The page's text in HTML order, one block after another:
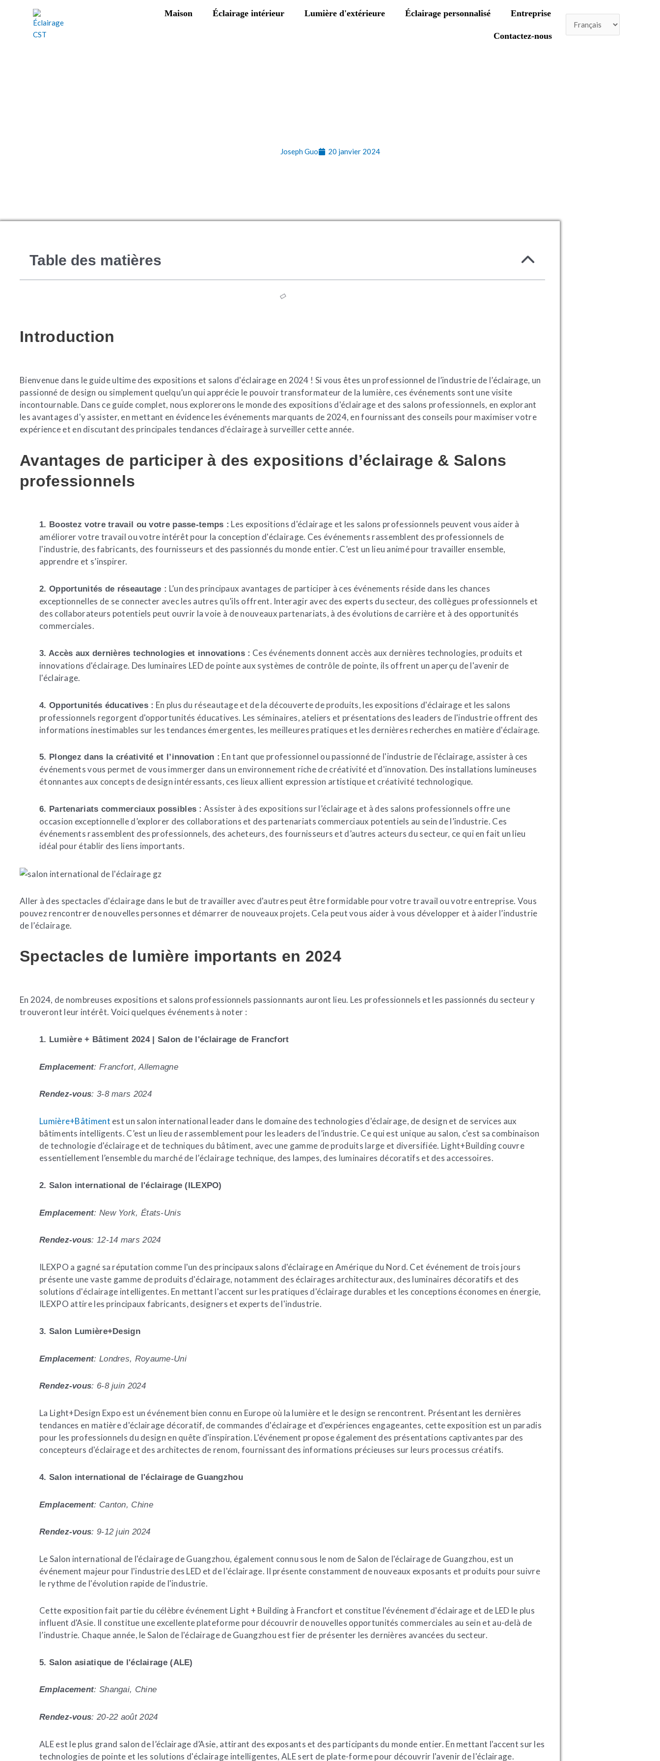
Maison Éclairage intérieur Lumière d'extérieure Éclairage personnalisé Entreprise
Contactez-nous
Joseph Guo 20 janvier 2024
Table des matières
Introduction
Bienvenue dans le guide ultime des expositions et salons d'éclairage en 2024 ! Si vous êtes un professionnel de l’industrie de l’éclairage, un
passionné de design ou simplement quelqu’un qui apprécie le pouvoir transformateur de la lumière, ces événements sont une visite
incontournable. Dans ce guide complet, nous explorerons le monde des expositions d'éclairage et des salons professionnels, en explorant
les avantages d'y assister, en mettant en évidence les événements marquants de 2024, en fournissant des conseils pour maximiser votre
expérience et en discutant des principales tendances d'éclairage à surveiller cette année.
Avantages de participer à des expositions d’éclairage & Salons
professionnels
1. Boostez votre travail ou votre passe-temps : Les expositions d'éclairage et les salons professionnels peuvent vous aider à
améliorer votre travail ou votre intérêt pour la conception d'éclairage. Ces événements rassemblent des professionnels de
l'industrie, des fabricants, des fournisseurs et des passionnés du monde entier. C’est un lieu animé pour travailler ensemble,
apprendre et s’inspirer.
2. Opportunités de réseautage : L’un des principaux avantages de participer à ces événements réside dans les chances
exceptionnelles de se connecter avec les autres qu’ils offrent. Interagir avec des experts du secteur, des collègues professionnels et
des collaborateurs potentiels peut ouvrir la voie à de nouveaux partenariats, à des évolutions de carrière et à des opportunités
commerciales.
3. Accès aux dernières technologies et innovations : Ces événements donnent accès aux dernières technologies, produits et
innovations d'éclairage. Des luminaires LED de pointe aux systèmes de contrôle de pointe, ils offrent un aperçu de l'avenir de
l'éclairage.
4. Opportunités éducatives : En plus du réseautage et de la découverte de produits, les expositions d'éclairage et les salons
professionnels regorgent d'opportunités éducatives. Les séminaires, ateliers et présentations des leaders de l'industrie offrent des
informations inestimables sur les tendances émergentes, les meilleures pratiques et les dernières recherches en matière d'éclairage.
5. Plongez dans la créativité et l’innovation : En tant que professionnel ou passionné de l'industrie de l'éclairage, assister à ces
événements vous permet de vous immerger dans un environnement riche de créativité et d'innovation. Des installations lumineuses
étonnantes aux concepts de design intéressants, ces lieux allient expression artistique et créativité technologique.
6. Partenariats commerciaux possibles : Assister à des expositions sur l’éclairage et à des salons professionnels offre une
occasion exceptionnelle d’explorer des collaborations et des partenariats commerciaux potentiels au sein de l’industrie. Ces
événements rassemblent des professionnels, des acheteurs, des fournisseurs et d’autres acteurs du secteur, ce qui en fait un lieu
idéal pour établir des liens importants.
Aller à des spectacles d'éclairage dans le but de travailler avec d'autres peut être formidable pour votre travail ou votre entreprise. Vous
pouvez rencontrer de nouvelles personnes et démarrer de nouveaux projets. Cela peut vous aider à vous développer et à aider l’industrie
de l’éclairage.
Spectacles de lumière importants en 2024
En 2024, de nombreuses expositions et salons professionnels passionnants auront lieu. Les professionnels et les passionnés du secteur y
trouveront leur intérêt. Voici quelques événements à noter :
1. Lumière + Bâtiment 2024 | Salon de l'éclairage de Francfort
Emplacement: Francfort, Allemagne
Rendez-vous: 3-8 mars 2024
Lumière+Bâtiment est un salon international leader dans le domaine des technologies d'éclairage, de design et de services aux
bâtiments intelligents. C’est un lieu de rassemblement pour les leaders de l’industrie. Ce qui est unique au salon, c'est sa combinaison
de technologie d'éclairage et de techniques du bâtiment, avec une gamme de produits large et diversifiée. Light+Building couvre
essentiellement l’ensemble du marché de l’éclairage technique, des lampes, des luminaires décoratifs et des accessoires.
2. Salon international de l'éclairage (ILEXPO)
Emplacement: New York, États-Unis
Rendez-vous: 12-14 mars 2024
ILEXPO a gagné sa réputation comme l'un des principaux salons d'éclairage en Amérique du Nord. Cet événement de trois jours
présente une vaste gamme de produits d'éclairage, notamment des éclairages architecturaux, des luminaires décoratifs et des
solutions d'éclairage intelligentes. En mettant l'accent sur les pratiques d'éclairage durables et les conceptions économes en énergie,
ILEXPO attire les principaux fabricants, designers et experts de l'industrie.
3. Salon Lumière+Design
Emplacement: Londres, Royaume-Uni
Rendez-vous: 6-8 juin 2024
La Light+Design Expo est un événement bien connu en Europe où la lumière et le design se rencontrent. Présentant les dernières
tendances en matière d'éclairage décoratif, de commandes d'éclairage et d'expériences engageantes, cette exposition est un paradis
pour les professionnels du design en quête d'inspiration. L'événement propose également des présentations captivantes par des
concepteurs d'éclairage et des architectes de renom, fournissant des informations précieuses sur leurs processus créatifs.
4. Salon international de l'éclairage de Guangzhou
Emplacement: Canton, Chine
Rendez-vous: 9-12 juin 2024
Le Salon international de l'éclairage de Guangzhou, également connu sous le nom de Salon de l'éclairage de Guangzhou, est un
événement majeur pour l'industrie des LED et de l'éclairage. Il présente constamment de nouveaux exposants et produits pour suivre
le rythme de l'évolution rapide de l'industrie.
Cette exposition fait partie du célèbre événement Light + Building à Francfort et constitue l'événement d'éclairage et de LED le plus
influent d'Asie. Il constitue une excellente plateforme pour découvrir de nouvelles opportunités commerciales au sein et au-delà de
l’industrie. Chaque année, le Salon de l'éclairage de Guangzhou est fier de présenter les dernières avancées du secteur.
5. Salon asiatique de l'éclairage (ALE)
Emplacement: Shangai, Chine
Rendez-vous: 20-22 août 2024
ALE est le plus grand salon de l’éclairage d’Asie, attirant des exposants et des participants du monde entier. En mettant l'accent sur les
technologies de pointe et les solutions d'éclairage intelligentes, ALE sert de plate-forme pour découvrir l'avenir de l'éclairage.